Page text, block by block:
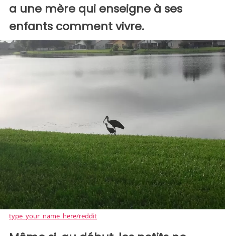
a une mère qui enseigne à ses
enfants comment vivre.
type_your_name_here/reddit